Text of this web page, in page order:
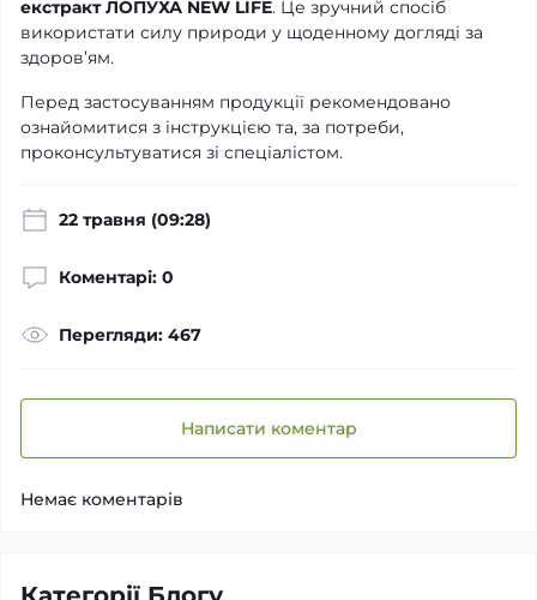
екстракт ЛОПУХА NEW LIFE. Це зручний спосіб
використати силу природи у щоденному догляді за
здоров’ям.
Перед застосуванням продукції рекомендовано
ознайомитися з інструкцією та, за потреби,
проконсультуватися зі спеціалістом.
22 травня (09:28)
Коментарі: 0
Перегляди: 467
Написати коментар
Немає коментарів